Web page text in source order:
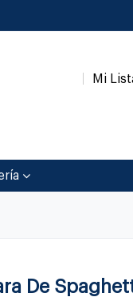
Mi
De